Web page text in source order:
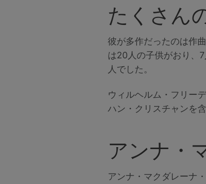
たくさん
彼が多作だったのは作
は20人の子供がおり、
人でした。
ウィルヘルム・フリー
ハン・クリスチャンを
アンナ・
アンナ・マクダレーナ